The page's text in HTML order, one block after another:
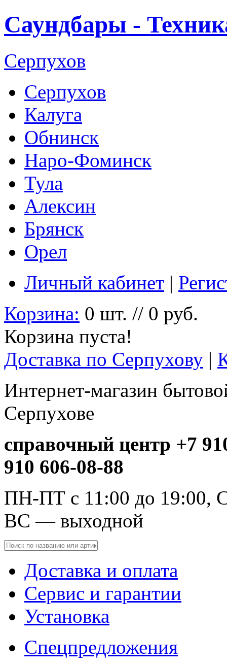
Саундбары -
Серпухов
Серпухов
Калуга
Обнинск
Наро-Фоминск
Тула
Алексин
Брянск
Орел
Личный кабинет |
Корзина: 0 шт. // 0 руб.
Корзина пуста!
Доставка по Серпухову |
Интернет-магазин
Серпухове
справочный центр +7
910 606-08-88
ПН-ПТ с 11:00 до 19:00,
ВС — выходной
Доставка и оплата
Сервис и гарантии
Установка
Спецпредложения